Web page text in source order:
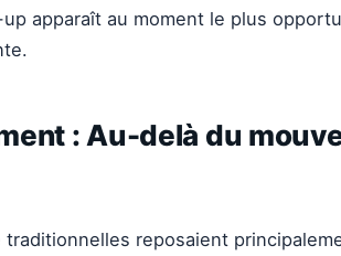
apparaît au moment le plus
: Au-delà du
reposaient